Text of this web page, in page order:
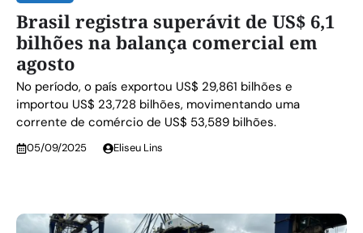
Brasil registra superávit de US$ 6,1
bilhões na balança comercial em
agosto
No período, o país exportou US$ 29,861 bilhões e
importou US$ 23,728 bilhões, movimentando uma
corrente de comércio de US$ 53,589 bilhões.
05/09/2025 Eliseu Lins